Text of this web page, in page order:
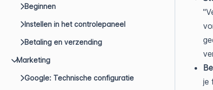
Beginnen
Instellen in het controlepaneel
Betaling en verzending
Marketing
Google: Technische configuratie
je